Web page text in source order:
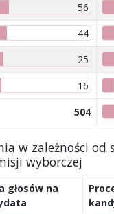
56
44
25
16
504
w zależności od
wyborczej
głosów na